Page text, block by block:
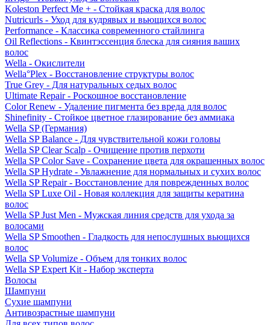
Koleston Perfect Me + - Стойкая краска для волос
Nutricurls - Уход для кудрявых и вьющихся волос
Performance - Классика современного стайлинга
Oil Reflections - Квинтэссенция блеска для сияния ваших
волос
Wella - Окислители
Wella°Plex - Восстановление структуры волос
True Grey - Для натуральных седых волос
Ultimate Repair - Роскошное восстановление
Color Renew - Удаление пигмента без вреда для волос
Shinefinity - Стойкое цветное глазирование без аммиака
Wella SP (Германия)
Wella SP Balance - Для чувствительной кожи головы
Wella SP Clear Scalp - Очищение против перхоти
Wella SP Color Save - Сохранение цвета для окрашенных волос
Wella SP Hydrate - Увлажнение для нормальных и сухих волос
Wella SP Repair - Восстановление для поврежденных волос
Wella SP Luxe Oil - Новая коллекция для защиты кератина
волос
Wella SP Just Men - Мужская линия средств для ухода за
волосами
Wella SP Smoothen - Гладкость для непослушных вьющихся
волос
Wella SP Volumize - Объем для тонких волос
Wella SP Expert Kit - Набор эксперта
Волосы
Шампуни
Сухие шампуни
Антивозрастные шампуни